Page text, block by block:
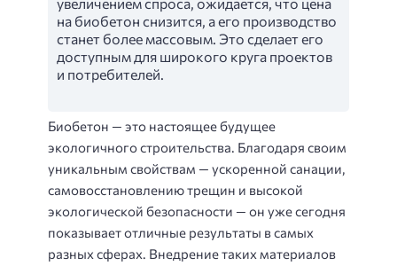
на биобетон снизится, а его производство
станет более массовым. Это сделает его
доступным для широкого круга проектов
и потребителей.
Биобетон — это настоящее будущее
экологичного строительства. Благодаря своим
уникальным свойствам — ускоренной санации,
самовосстановлению трещин и высокой
экологической безопасности — он уже сегодня
показывает отличные результаты в самых
разных сферах. Внедрение таких материалов